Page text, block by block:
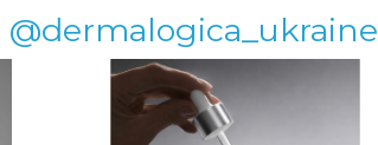
@dermalogica_ukraine